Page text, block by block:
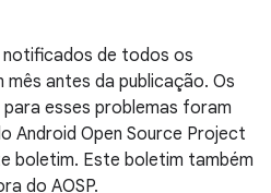
de todos os
mês antes da publicação. Os
esses problemas foram
Android Open Source Project
boletim. Este boletim também
do AOSP.